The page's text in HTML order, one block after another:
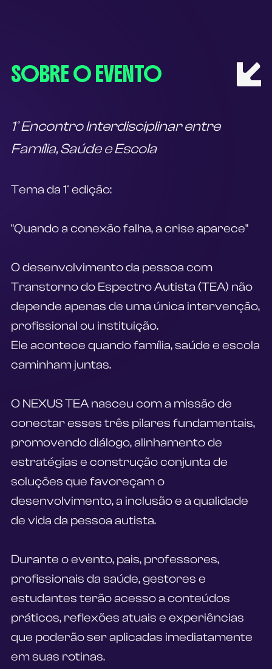
SOBRE O EVENTO
1º Encontro Interdisciplinar entre
Família, Saúde e Escola
Tema da 1ª edição:
"Quando a conexão falha, a crise aparece"
O desenvolvimento da pessoa com
Transtorno do Espectro Autista (TEA) não
depende apenas de uma única intervenção,
profissional ou instituição.
Ele acontece quando família, saúde e escola
caminham juntas.
O NEXUS TEA nasceu com a missão de
conectar esses três pilares fundamentais,
promovendo diálogo, alinhamento de
estratégias e construção conjunta de
soluções que favoreçam o
desenvolvimento, a inclusão e a qualidade
de vida da pessoa autista.
Durante o evento, pais, professores,
profissionais da saúde, gestores e
estudantes terão acesso a conteúdos
práticos, reflexões atuais e experiências
que poderão ser aplicadas imediatamente
em suas rotinas.